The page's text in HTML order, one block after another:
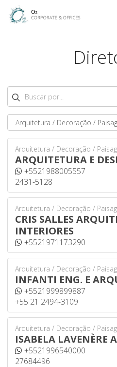
Buscar
Arquitetura / Decoração /
ARQUITETURA E
+5521988005557
2431-5128
Arquitetura / Decoração /
CRIS SALLES
INTERIORES
+5521971173290
Arquitetura / Decoração /
INFANTI ENG. E
+5521999899887
+55 21 2494-3109
Arquitetura / Decoração /
ISABELA LAVENÈRE
+5521996540000
27684496